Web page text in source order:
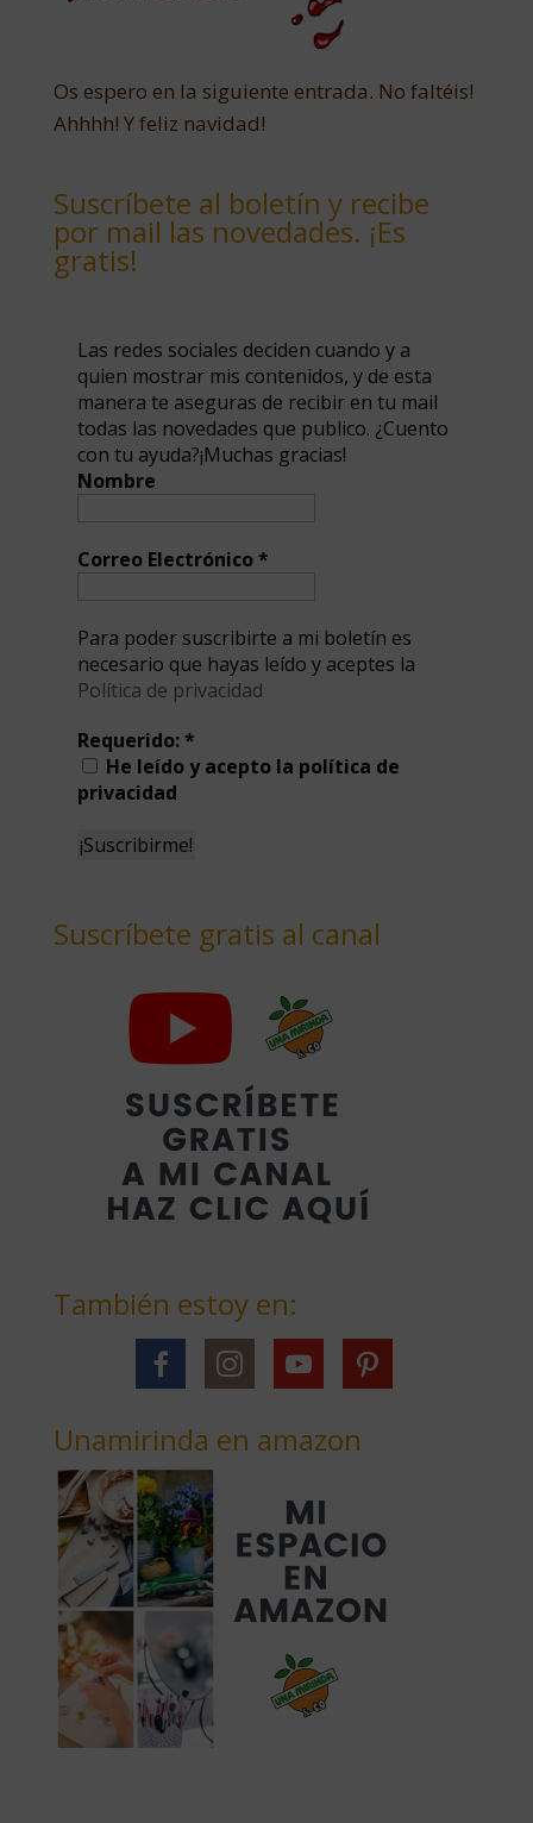
Os espero en la siguiente entrada. No faltéis!
Ahhhh! Y feliz navidad!
Suscríbete al boletín y recibe
por mail las novedades. ¡Es
gratis!
Las redes sociales deciden cuando y a
quien mostrar mis contenidos, y de esta
manera te aseguras de recibir en tu mail
todas las novedades que publico. ¿Cuento
con tu ayuda?¡Muchas gracias!
Nombre
Correo Electrónico*
Para poder suscribirte a mi boletín es
necesario que hayas leído y aceptes la
Política de privacidad
Requerido:*
He leído y acepto la política de
privacidad
Suscríbete gratis al canal
También estoy en:
Unamirinda en amazon